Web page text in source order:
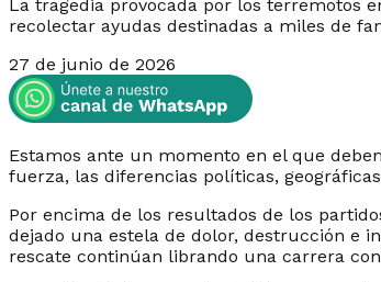
La tragedia provocada por los terremotos
recolectar ayudas destinadas a miles de
27 de junio de 2026
Estamos ante un momento en el que
fuerza, las diferencias políticas,
Por encima de los resultados de los
dejado una estela de dolor, destrucción e
rescate continúan librando una carrera